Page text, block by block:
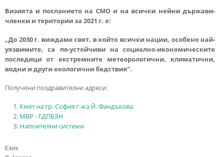
Визията и посланието на СМО и на всички нейни държави-
членки и територии за 2021 г. е:
„До 2030 г. виждаме свят, в който всички нации, особено най-
уязвимите, са по-устойчиви на социално-икономическите
последици от екстремните метеорологични, климатични,
водни и други екологични бедствия“.
Получени поздравителни адреси:
Кмет на гр. София г-жа Й. Фандъкова
МВР - ГДПБЗН
Напоителни системи
Език